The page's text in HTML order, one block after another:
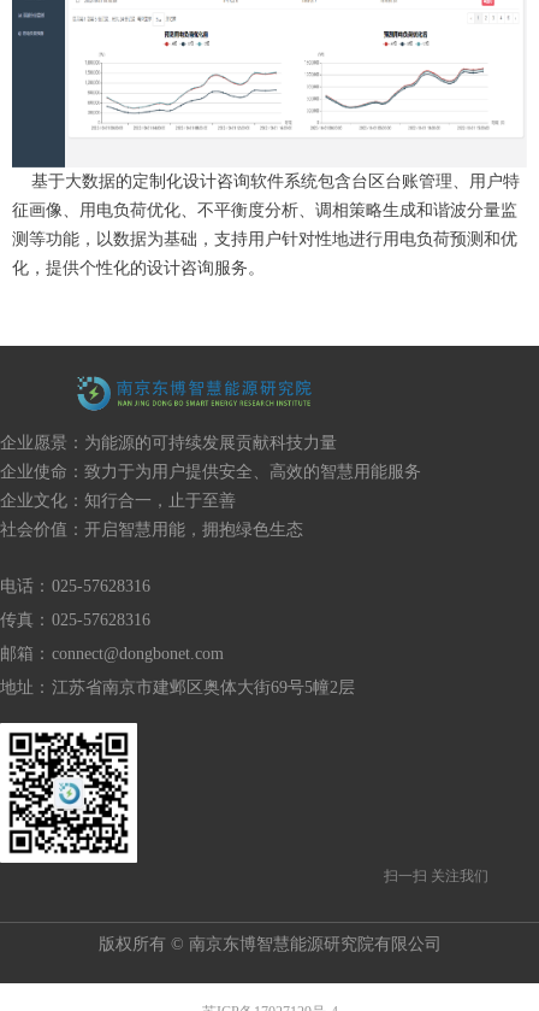
基于大数据的定制化设计咨询软件系统包含台区台账管理、用户特
征画像、用电负荷优化、不平衡度分析、调相策略生成和谐波分量监
测等功能，以数据为基础，支持用户针对性地进行用电负荷预测和优
化，提供个性化的设计咨询服务。
电话： 025-57628316
传真： 025-57628316
邮箱： connect@dongbonet.com
地址： 江苏省南京市建邺区奥体大街69号5幢2层
扫一扫 关注我们
企业愿景：为能源的可持续发展贡献科技力量
企业使命：致力于为用户提供安全、高效的智慧用能服务
企业文化：知行合一，止于至善
社会价值：开启智慧用能，拥抱绿色生态
版权所有 © 南京东博智慧能源研究院有限公司